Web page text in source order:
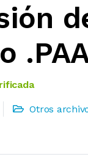
Otros